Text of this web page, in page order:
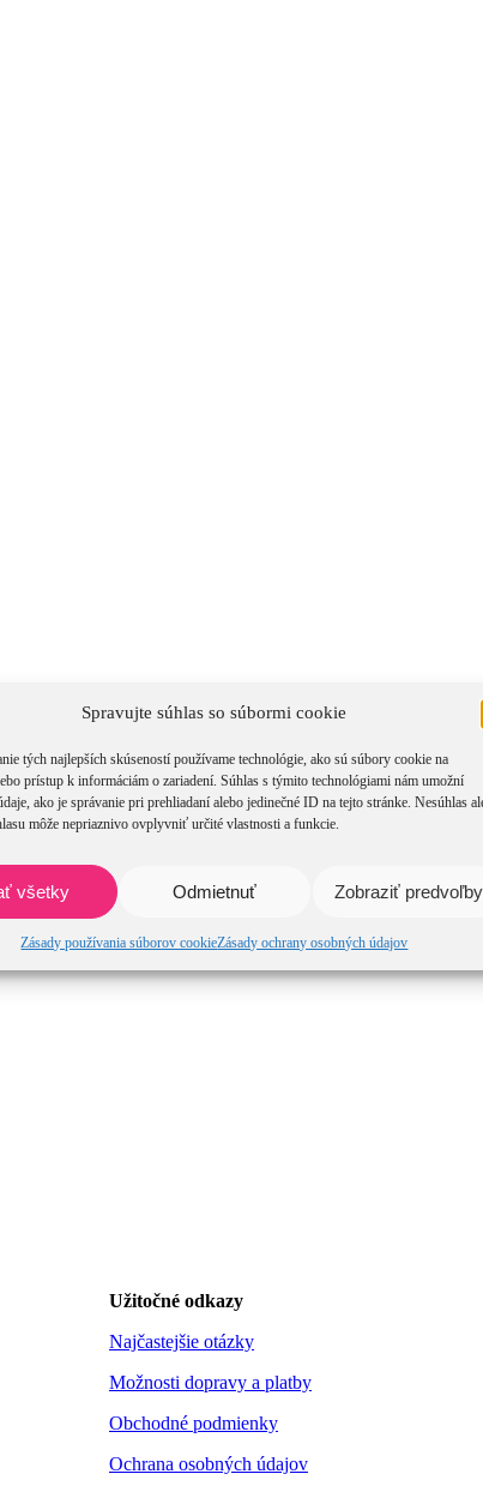
Spravujte súhlas so súbormi cookie
tých najlepších skúseností používame technológie, ako sú súbory cookie na
prístup k informáciám o zariadení. Súhlas s týmito technológiami nám umožní
ako je správanie pri prehliadaní alebo jedinečné ID na tejto stránke. Nesúhlas
môže nepriaznivo ovplyvniť určité vlastnosti a funkcie.
všetky Odmietnuť Zobraziť predvoľby
Zásady používania súborov cookieZásady ochrany osobných údajov
Zatvoriť rýchle zobrazenie produktu ×
Title
Užitočné odkazy
Najčastejšie otázky
Možnosti dopravy a platby
Obchodné podmienky
Ochrana osobných údajov